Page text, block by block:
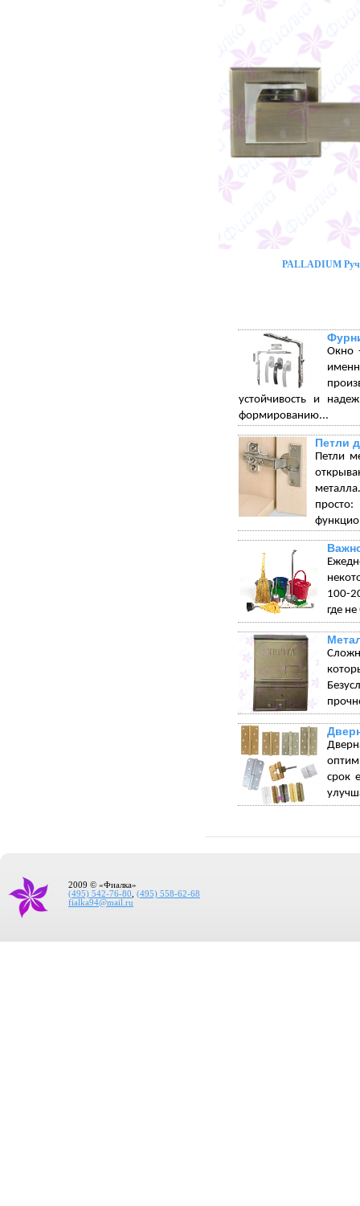
PALLADIUM
Окно
устойчивость и
формированию...
Петли
Петли
100-
где
срок
2009 © «Фиалка»
(495) 542-76-80
(495) 558-62-68
fialka94@mail.ru